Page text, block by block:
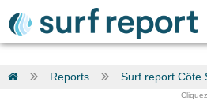
Reports Surf report Côte